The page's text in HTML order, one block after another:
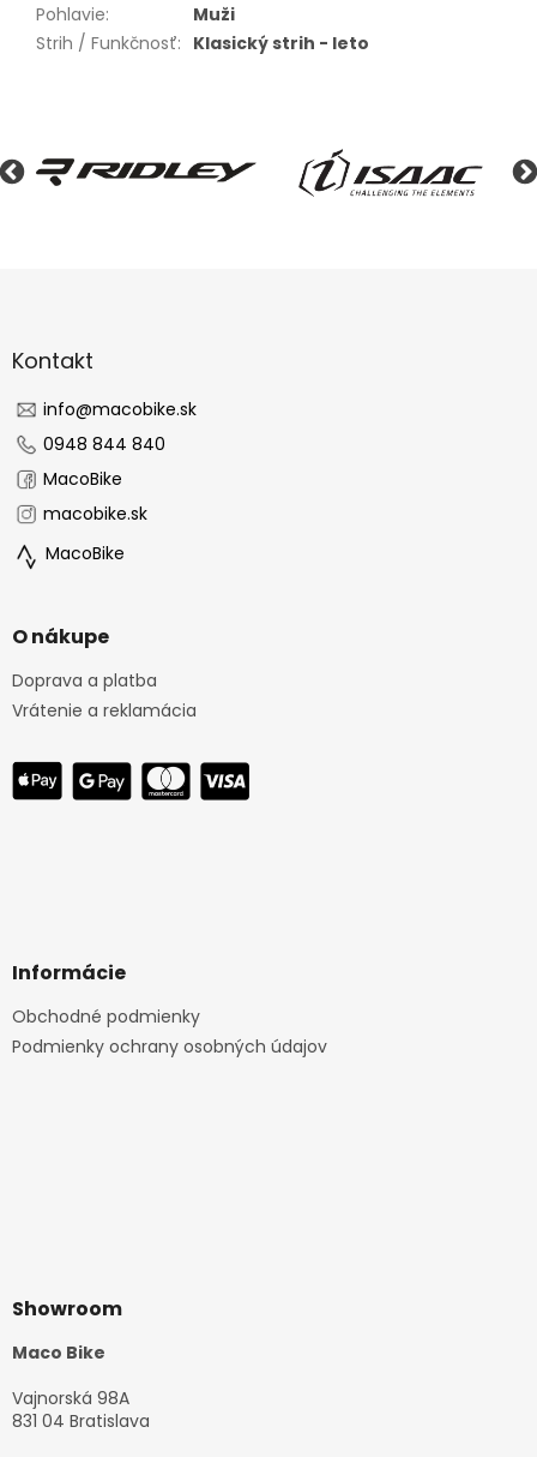
Pohlavie:
Muži
Strih / Funkčnosť: Klasický strih - leto
äKontakt
info@macobike.sk
0948 844 840
MacoBike
macobike.sk
MacoBike
O nákupe
Doprava a platba
Vrátenie a reklamácia
Informácie
Obchodné podmienky
Podmienky ochrany osobných údajov
Showroom
Maco Bike
Vajnorská 98A
831 04 Bratislava